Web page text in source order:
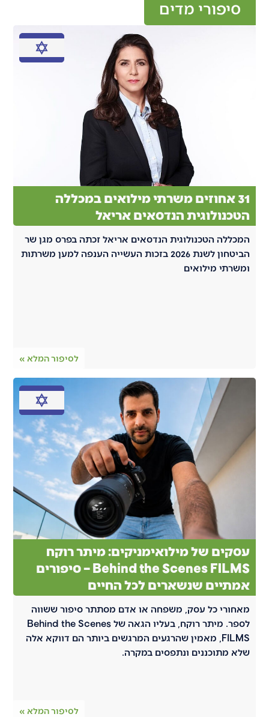
סיפורי מדים
31 אחוזים משרתי מילואים במכללה
הטכנולוגית הנדסאים אריאל
המכללה הטכנולוגית הנדסאים אריאל זכתה בפרס מגן שר
הביטחון לשנת 2026 בזכות העשייה הענפה למען משרתות
ומשרתי מילואים
לסיפור המלא »
עסקים של מילואימניקים: מיתר רוקח
Behind the Scenes FILMS – סיפורים
אמתיים שנשארים לכל החיים
מאחורי כל עסק, משפחה או אדם מסתתר סיפור ששווה
לספר. מיתר רוקח, בעליו הגאה של Behind the Scenes
FILMS, מאמין שהרגעים המרגשים ביותר הם דווקא אלה
שלא מתוכננים ונתפסים במקרה.
לסיפור המלא »